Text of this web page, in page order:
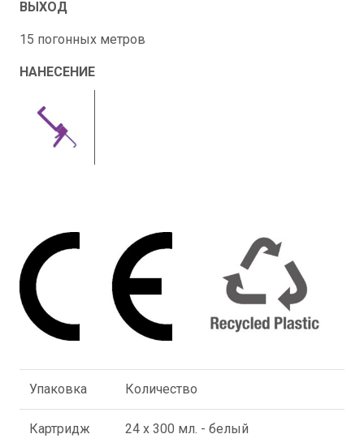
ВЫХОД
15 погонных метров
НАНЕСЕНИЕ
Упаковка Количество
Картридж 24 x 300 мл. - белый